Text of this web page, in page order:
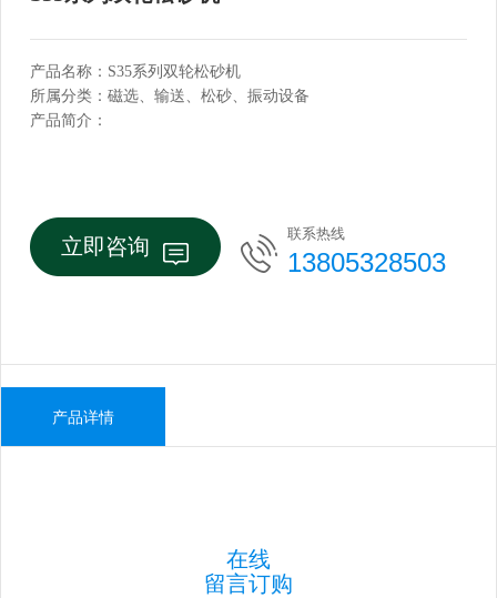
产品名称：S35系列双轮松砂机
所属分类：磁选、输送、松砂、振动设备
产品简介：
立即咨询
联系热线
13805328503
产品详情
在线
留言订购